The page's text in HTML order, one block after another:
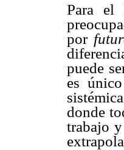
Para el
por
puede
es
donde
trabajo